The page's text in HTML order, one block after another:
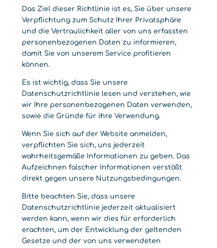
Das Ziel dieser Richtlinie ist es, Sie über unsere
Verpflichtung zum Schutz Ihrer Privatsphäre
und die Vertraulichkeit aller von uns erfassten
personenbezogenen Daten zu informieren,
damit Sie von unserem Service profitieren
können.
Es ist wichtig, dass Sie unsere
Datenschutzrichtlinie lesen und verstehen, wie
wir Ihre personenbezogenen Daten verwenden,
sowie die Gründe für ihre Verwendung.
Wenn Sie sich auf der Website anmelden,
verpflichten Sie sich, uns jederzeit
wahrheitsgemäße Informationen zu geben. Das
Aufzeichnen falscher Informationen verstößt
direkt gegen unsere Nutzungsbedingungen.
Bitte beachten Sie, dass unsere
Datenschutzrichtlinie jederzeit aktualisiert
werden kann, wenn wir dies für erforderlich
erachten, um der Entwicklung der geltenden
Gesetze und der von uns verwendeten